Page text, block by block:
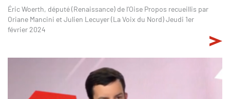
Éric Woerth, député (Renaissance) de l’Oise Propos recueillis par
Oriane Mancini et Julien Lecuyer (La Voix du Nord) Jeudi 1er
février 2024